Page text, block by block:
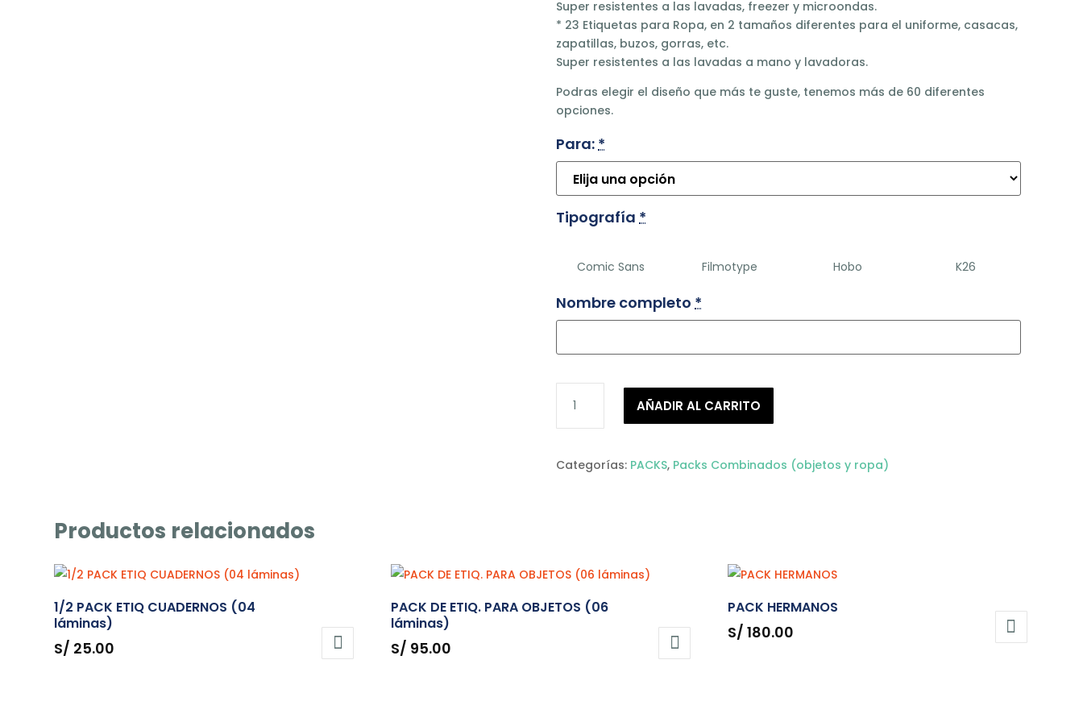
Super resistentes a las lavadas, freezer y microondas.
* 23 Etiquetas para Ropa, en 2 tamaños diferentes para el uniforme, casacas,
zapatillas, buzos, gorras, etc.
Super resistentes a las lavadas a mano y lavadoras.
Podras elegir el diseño que más te guste, tenemos más de 60 diferentes
opciones.
Para:*
Tipografía *
Comic Sans Filmotype Hobo K26
Nombre completo *
BASICO
cantidad
AÑADIR AL CARRITO
Categorías: PACKS, Packs Combinados (objetos y ropa)
Productos relacionados
1/2 PACK ETIQ CUADERNOS (04
láminas)
S/ 25.00
PACK DE ETIQ. PARA OBJETOS (06
láminas)
S/ 95.00
PACK HERMANOS
S/ 180.00